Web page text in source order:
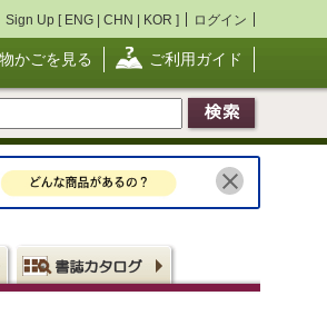
Sign Up [ ENG | CHN | KOR ] ログイン
かごを見る ご利用ガイド